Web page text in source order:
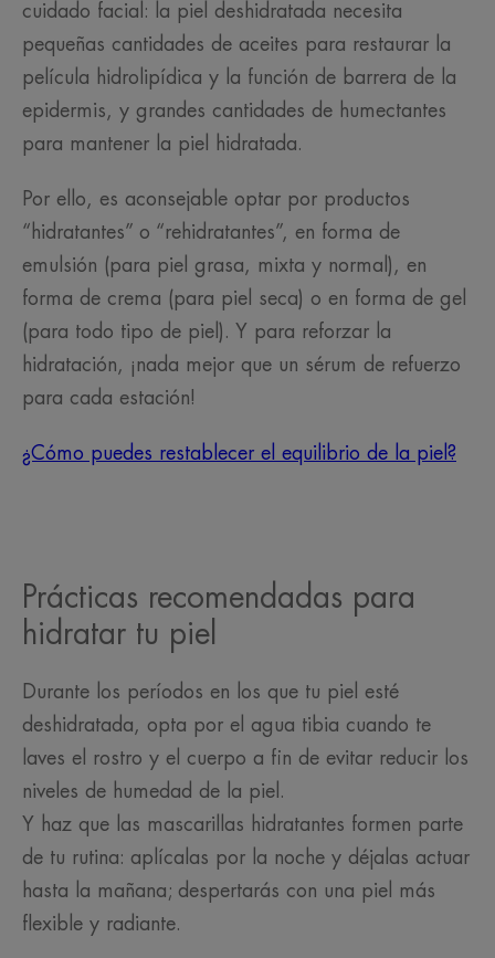
cuidado facial: la piel deshidratada necesita
pequeñas cantidades de aceites para restaurar la
película hidrolipídica y la función de barrera de la
epidermis, y grandes cantidades de humectantes
para mantener la piel hidratada.
Por ello, es aconsejable optar por productos
“hidratantes” o “rehidratantes”, en forma de
emulsión (para piel grasa, mixta y normal), en
forma de crema (para piel seca) o en forma de gel
(para todo tipo de piel). Y para reforzar la
hidratación, ¡nada mejor que un sérum de refuerzo
para cada estación!
¿Cómo puedes restablecer el equilibrio de la piel?
Prácticas recomendadas para
hidratar tu piel
Durante los períodos en los que tu piel esté
deshidratada, opta por el agua tibia cuando te
laves el rostro y el cuerpo a fin de evitar reducir los
niveles de humedad de la piel.
Y haz que las mascarillas hidratantes formen parte
de tu rutina: aplícalas por la noche y déjalas actuar
hasta la mañana; despertarás con una piel más
flexible y radiante.